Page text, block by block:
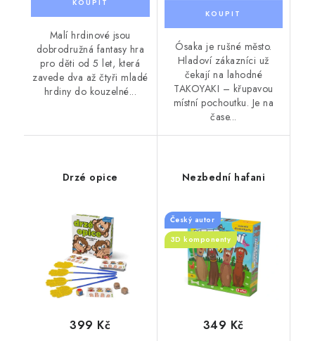
Malí hrdinové jsou
dobrodružná fantasy hra
pro děti od 5 let, která
zavede dva až čtyři mladé
hrdiny do kouzelné...
Ósaka je rušné město.
Hladoví zákazníci už
čekají na lahodné
TAKOYAKI – křupavou
místní pochoutku. Je na
čase...
Drzé opice
399 Kč
Nezbední hafani
Český autor
3D komponenty
349 Kč